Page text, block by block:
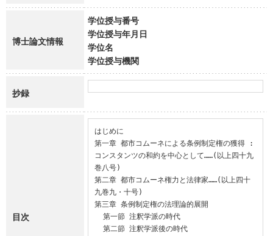
博士論文情報
学位授与番号
学位授与年月日
学位名
学位授与機関
抄録
目次
はじめに
第一章 都市コムーネによる条例制定権の獲得 :
コンスタンツの和約を中心として……(以上四十九
巻八号)
第二章 都市コムーネ権力と法律家……(以上四十
九巻九・十号)
第三章 条例制定権の法理論的展開